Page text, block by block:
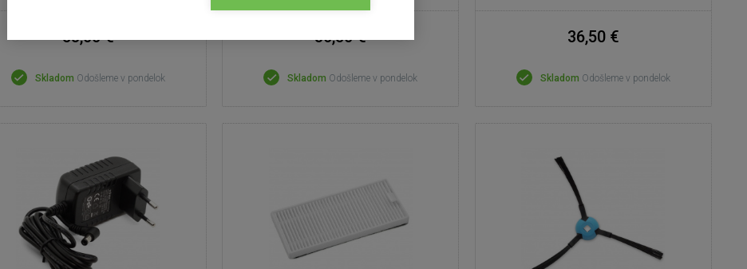
53,00 €
Skladom Odošleme v pondelok
36,50 €
Skladom Odošleme v pondelok
36,50 €
Skladom Odošleme v pondelok